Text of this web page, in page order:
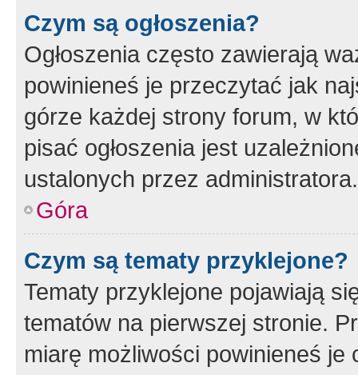
Czym są ogłoszenia?
Ogłoszenia często zawierają
powinieneś je przeczytać jak
górze każdej strony forum, w
pisać ogłoszenia jest
ustalonych przez administratora.
Góra
Czym są tematy przyklejone?
Tematy przyklejone pojawiają
tematów na pierwszej stronie.
miarę możliwości powinieneś je